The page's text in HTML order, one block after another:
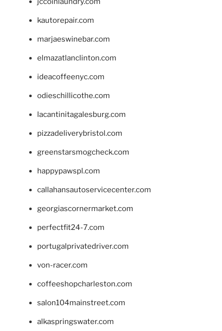
kautorepair.com
marjaeswinebar.com
elmazatlanclinton.com
ideacoffeenyc.com
odieschillicothe.com
lacantinitagalesburg.com
pizzadeliverybristol.com
greenstarsmogcheck.com
happypawspl.com
callahansautoservicecenter.com
georgiascornermarket.com
perfectfit24-7.com
portugalprivatedriver.com
von-racer.com
coffeeshopcharleston.com
salon104mainstreet.com
alkaspringswater.com